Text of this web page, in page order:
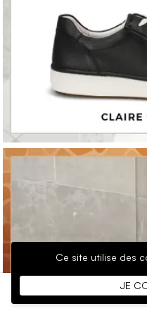
Ce site utilise des
JE